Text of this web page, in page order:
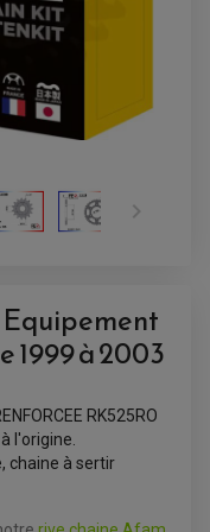

1999 à 2003
RK525RO
l'origine.
chaine à sertir